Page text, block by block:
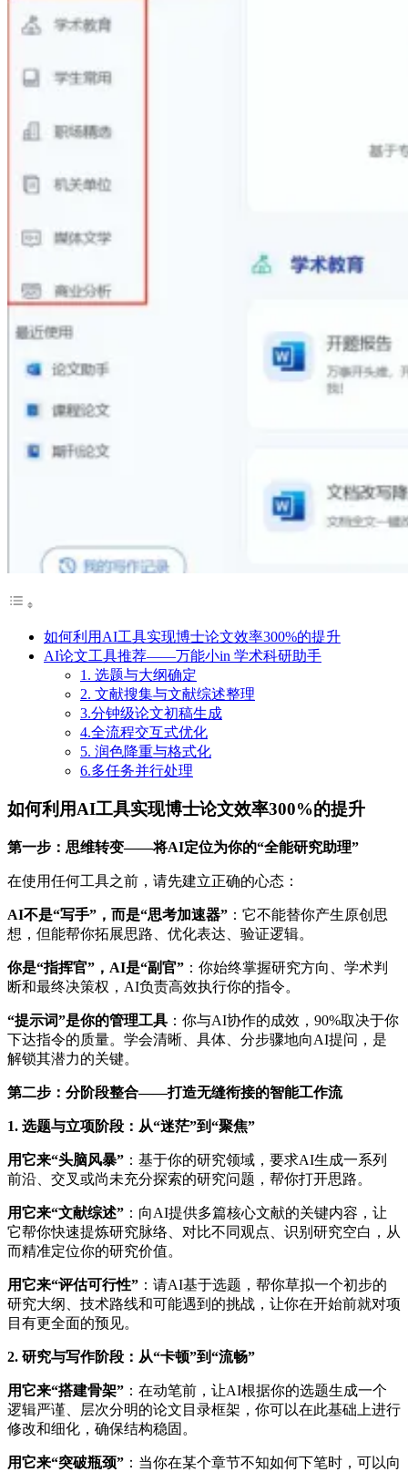
如何利用AI工具实现博士论文效率300%的提升
AI论文工具推荐——万能小in 学术科研助手
1. 选题与大纲确定
2. 文献搜集与文献综述整理
3.分钟级论文初稿生成
4.全流程交互式优化
5. 润色降重与格式化
6.多任务并行处理
如何利用AI工具实现博士论文效率300%的提升
第一步：思维转变——将AI定位为你的“全能研究助理”
在使用任何工具之前，请先建立正确的心态：
AI不是“写手”，而是“思考加速器” ：它不能替你产生原创思
想，但能帮你拓展思路、优化表达、验证逻辑。
你是“指挥官”，AI是“副官” ：你始终掌握研究方向、学术判
断和最终决策权，AI负责高效执行你的指令。
“提示词”是你的管理工具 ：你与AI协作的成效，90%取决于你
下达指令的质量。学会清晰、具体、分步骤地向AI提问，是
解锁其潜力的关键。
第二步：分阶段整合——打造无缝衔接的智能工作流
1. 选题与立项阶段：从“迷茫”到“聚焦”
用它来“头脑风暴” ：基于你的研究领域，要求AI生成一系列
前沿、交叉或尚未充分探索的研究问题，帮你打开思路。
用它来“文献综述” ：向AI提供多篇核心文献的关键内容，让
它帮你快速提炼研究脉络、对比不同观点、识别研究空白，从
而精准定位你的研究价值。
用它来“评估可行性” ：请AI基于选题，帮你草拟一个初步的
研究大纲、技术路线和可能遇到的挑战，让你在开始前就对项
目有更全面的预见。
2. 研究与写作阶段：从“卡顿”到“流畅”
用它来“搭建骨架” ：在动笔前，让AI根据你的选题生成一个
逻辑严谨、层次分明的论文目录框架，你可以在此基础上进行
修改和细化，确保结构稳固。
用它来“突破瓶颈” ：当你在某个章节不知如何下笔时，可以向